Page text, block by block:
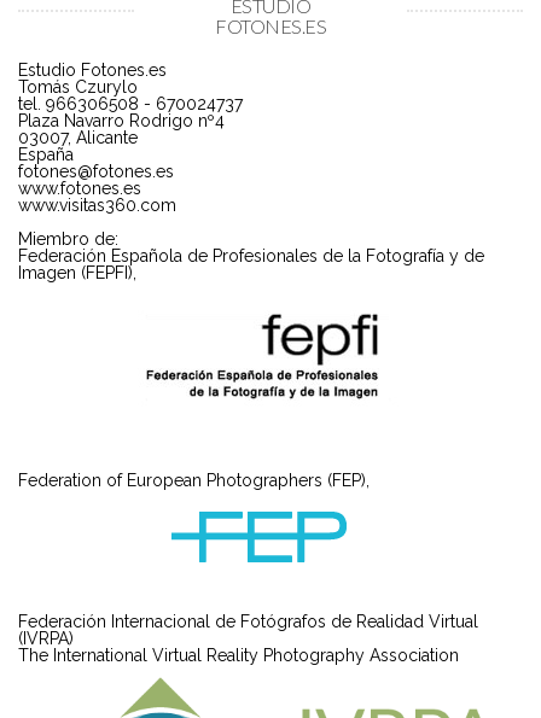
ESTUDIO
FOTONES.ES
Estudio Fotones.es
Tomás Czurylo
tel. 966306508 - 670024737
Plaza Navarro Rodrigo nº4
03007, Alicante
España
fotones@fotones.es
www.fotones.es
www.visitas360.com
Miembro de:
Federación Española de Profesionales de la Fotografía y de
Imagen (FEPFI),
Federation of European Photographers (FEP),
Federación Internacional de Fotógrafos de Realidad Virtual
(IVRPA)
The International Virtual Reality Photography Association